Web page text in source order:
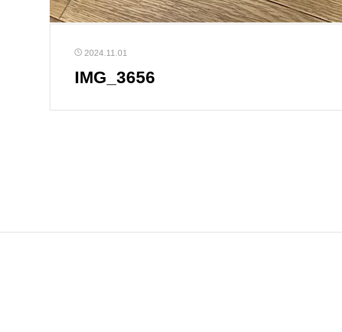
2024.11.01
IMG_3656